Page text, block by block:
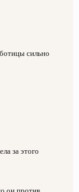
сильно
за этого